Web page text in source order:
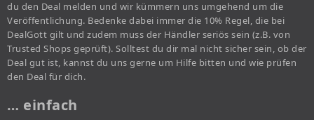
du den Deal melden und wir kümmern uns umgehend um die
Veröffentlichung. Bedenke dabei immer die 10% Regel, die bei
DealGott gilt und zudem muss der Händler seriös sein (z.B. von
Trusted Shops geprüft). Solltest du dir mal nicht sicher sein, ob der
Deal gut ist, kannst du uns gerne um Hilfe bitten und wie prüfen
den Deal für dich.
… einfach